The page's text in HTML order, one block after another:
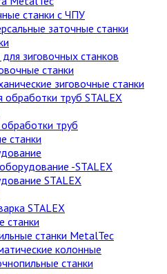
станки с ЧПУ
заточные станки
зиговочных станков
станки
зиговочные станки
труб STALEX
труб
станки
-STALEX
STALEX
STALEX
станки
станки MetalTec
колонные
станки